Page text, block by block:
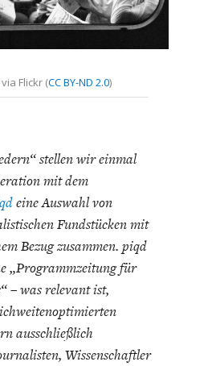
LOGIN
FOR FUTURE
via Flickr (CC BY-ND 2.0)
stellen wir einmal
mit dem
eine Auswahl von
Fundstücken mit
Bezug zusammen. piqd
„Programmzeitung für
– was relevant ist,
ausschließlich
Wissenschaftler